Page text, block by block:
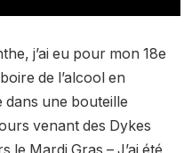
j’ai eu pour mon 18e
de l’alcool en
dans une bouteille
venant des Dykes